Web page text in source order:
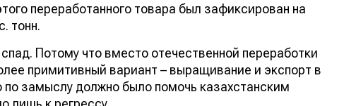
переработанного товара был зафиксирован на
тонн.
Потому что вместо отечественной переработки
примитивный вариант – выращивание и экспорт в
замыслу должно было помочь казахстанским